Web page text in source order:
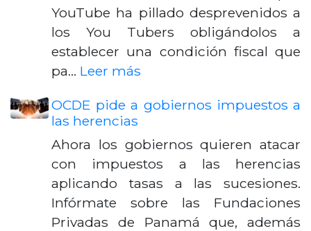
YouTube ha pillado desprevenidos a
los You Tubers obligándolos a
establecer una condición fiscal que
pa… Leer más
OCDE pide a gobiernos impuestos a
las herencias
Ahora los gobiernos quieren atacar
con impuestos a las herencias
aplicando tasas a las sucesiones.
Infórmate sobre las Fundaciones
Privadas de Panamá que, además